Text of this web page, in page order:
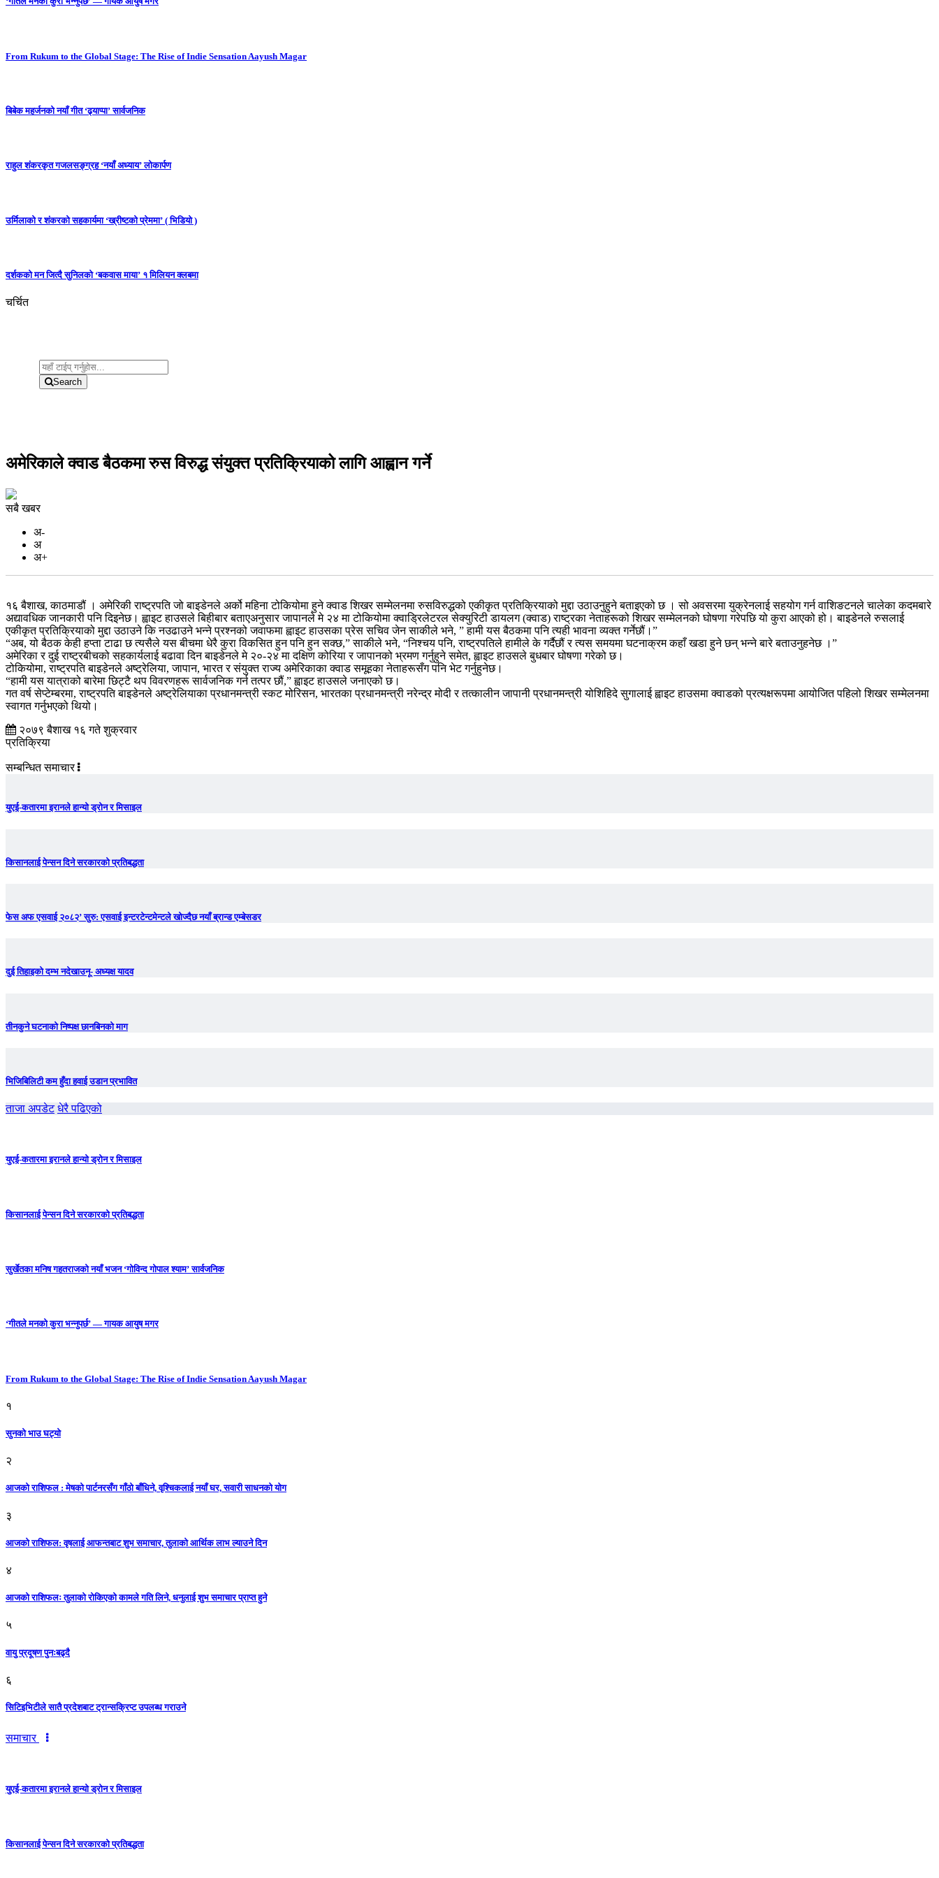
From Rukum to the Global Stage: The Rise of Indie Sensation Aayush Magar
बिबेक महर्जनको नयाँ गीत ‘ढ्याप्पा’ सार्वजनिक
राहुल शंकरकृत गजलसङ्ग्रह ‘नयाँ अध्याय’ लोकार्पण
उर्मिलाको र शंकरको सहकार्यमा ‘ख्रीष्टको प्रेममा’ ( भिडियो )
दर्शकको मन जित्दै सुनिलको ‘बकवास माया’ १ मिलियन क्लबमा
चर्चित
Search
अमेरिकाले क्वाड बैठकमा रुस विरुद्ध संयुक्त प्रतिक्रियाको लागि आह्वान गर्ने
सबै खबर
अ-
अ
अ+
१६ बैशाख, काठमाडौं । अमेरिकी राष्ट्रपति जो बाइडेनले अर्को महिना टोकियोमा हुने क्वाड शिखर सम्मेलनमा रुसविरुद्धको एकीकृत प्रतिक्रियाको मुद्दा उठाउनुहुने बताइएको छ । सो अवसरमा युक्रेनलाई सहयोग गर्न वाशिङटनले चालेका कदमबारे
अद्यावधिक जानकारी पनि दिइनेछ। ह्वाइट हाउसले बिहीबार बताएअनुसार जापानले मे २४ मा टोकियोमा क्वाड्रिलेटरल सेक्युरिटी डायलग (क्वाड) राष्ट्रका नेताहरूको शिखर सम्मेलनको घोषणा गरेपछि यो कुरा आएको हो। बाइडेनले रुसलाई
एकीकृत प्रतिक्रियाको मुद्दा उठाउने कि नउढाउने भन्ने प्रश्नको जवाफमा ह्वाइट हाउसका प्रेस सचिव जेन साकीले भने, ” हामी यस बैठकमा पनि त्यही भावना व्यक्त गर्नेछौं।”
“अब, यो बैठक केही हप्ता टाढा छ त्यसैले यस बीचमा धेरै कुरा विकसित हुन पनि हुन सक्छ,” साकीले भने, “निश्चय पनि, राष्ट्रपतिले हामीले के गर्दैछौं र त्यस समयमा घटनाक्रम कहाँ खडा हुने छन् भन्ने बारे बताउनुहनेछ ।”
अमेरिका र दुई राष्ट्रबीचको सहकार्यलाई बढावा दिन बाइडेनले मे २०-२४ मा दक्षिण कोरिया र जापानको भ्रमण गर्नुहुने समेत, ह्वाइट हाउसले बुधबार घोषणा गरेको छ।
टोकियोमा, राष्ट्रपति बाइडेनले अष्ट्रेलिया, जापान, भारत र संयुक्त राज्य अमेरिकाका क्वाड समूहका नेताहरूसँग पनि भेट गर्नुहुनेछ।
“हामी यस यात्राको बारेमा छिट्टै थप विवरणहरू सार्वजनिक गर्न तत्पर छौं,” ह्वाइट हाउसले जनाएको छ।
गत वर्ष सेप्टेम्बरमा, राष्ट्रपति बाइडेनले अष्ट्रेलियाका प्रधानमन्त्री स्कट मोरिसन, भारतका प्रधानमन्त्री नरेन्द्र मोदी र तत्कालीन जापानी प्रधानमन्त्री योशिहिदे सुगालाई ह्वाइट हाउसमा क्वाडको प्रत्यक्षरूपमा आयोजित पहिलो शिखर सम्मेलनमा
स्वागत गर्नुभएको थियो।
२०७९ बैशाख १६ गते शुक्रवार
प्रतिक्रिया
सम्बन्धित समाचार
युएई-कतारमा इरानले हान्यो ड्रोन र मिसाइल
किसानलाई पेन्सन दिने सरकारको प्रतिबद्धता
फेस अफ एसवाई २०८२’ सुरु: एसवाई इन्टरटेन्टमेन्टले खोज्दैछ नयाँ ब्रान्ड एम्बेसडर
दुई तिहाइको दम्भ नदेखाउनू- अध्यक्ष यादव
तीनकुने घटनाकाे निष्पक्ष छानबिनकाे माग
भिजिबिलिटी कम हुँदा हवाई उडान प्रभावित
ताजा अपडेट धेरै पढिएको
युएई-कतारमा इरानले हान्यो ड्रोन र मिसाइल
किसानलाई पेन्सन दिने सरकारको प्रतिबद्धता
सुर्खेतका मनिष गहतराजको नयाँ भजन ‘गोविन्द गोपाल श्याम’ सार्वजनिक
‘गीतले मनको कुरा भन्नुपर्छ’ — गायक आयुष मगर
From Rukum to the Global Stage: The Rise of Indie Sensation Aayush Magar
१
सुनको भाउ घट्याे
२
आजको राशिफल : मेषको पार्टनरसँग गाँठो बाँधिने, वृश्चिकलाई नयाँ घर, सवारी साधनकाे याेग
३
आजकाे राशिफल: वृषलाई आफन्तबाट शुभ समाचार, तुलाकाे आर्थिक लाभ ल्याउने दिन
४
आजको राशिफलः तुलाकाे रोकिएको कामले गति लिने, धनुलाई शुभ समाचार प्राप्त हुने
५
वायु प्रदूषण पुनःबढ्दै
६
सिटिइभिटीले सातै प्रदेशबाट ट्रान्सक्रिप्ट उपलब्ध गराउने
समाचार
युएई-कतारमा इरानले हान्यो ड्रोन र मिसाइल
किसानलाई पेन्सन दिने सरकारको प्रतिबद्धता